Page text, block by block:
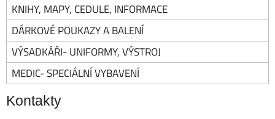
KNIHY, MAPY, CEDULE, INFORMACE
DÁRKOVÉ POUKAZY A BALENÍ
VÝSADKÁŘI- UNIFORMY, VÝSTROJ
MEDIC- SPECIÁLNÍ VYBAVENÍ
Kontakty